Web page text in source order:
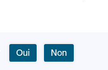
Oui Non